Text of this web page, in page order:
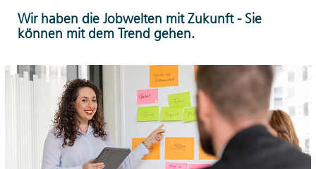
Expertinnen und
Experten durchstarten.
Wir haben die Jobwelten mit Zukunft - Sie
können mit dem Trend gehen.